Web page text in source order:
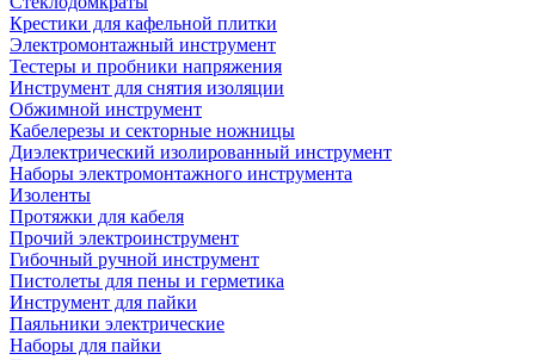
Крестики для кафельной плитки
Электромонтажный инструмент
Тестеры и пробники напряжения
Инструмент для снятия изоляции
Обжимной инструмент
Кабелерезы и секторные ножницы
Диэлектрический изолированный инструмент
Наборы электромонтажного инструмента
Изоленты
Протяжки для кабеля
Прочий электроинструмент
Гибочный ручной инструмент
Пистолеты для пены и герметика
Инструмент для пайки
Паяльники электрические
Наборы для пайки